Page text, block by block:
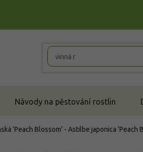
Návody na pěstování rostlin
'Peach Blossom' - Astilbe japonica 'Peach